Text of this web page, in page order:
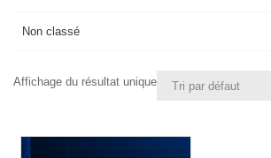
Affichage du résultat unique
Non classé